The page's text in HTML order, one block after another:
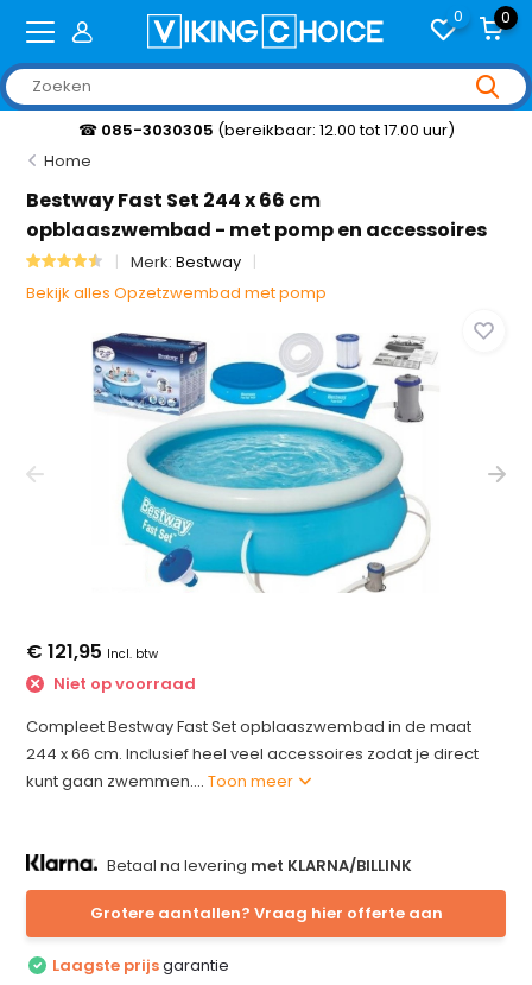
0 0
☎ 085-3030305 (bereikbaar: 12.00 tot 17.00 uur)
Home
Bestway Fast Set 244 x 66 cm
opblaaszwembad - met pomp en accessoires
Merk:Bestway
Bekijk alles Opzetzwembad met pomp
€ 121,95 Incl. btw
Niet op voorraad
Compleet Bestway Fast Set opblaaszwembad in de maat
244 x 66 cm. Inclusief heel veel accessoires zodat je direct
kunt gaan zwemmen....Toon meer
Betaal na levering met KLARNA/BILLINK
Grotere aantallen? Vraag hier offerte aan
Laagste prijsgarantie